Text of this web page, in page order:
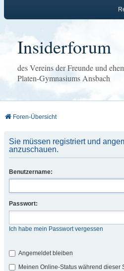
Insiderforum
des Vereins der Freunde und
Platen-Gymnasiums Ansbach
Foren-Übersicht
Sie müssen registriert und
anzuschauen.
Benutzername:
Passwort:
Ich habe mein Passwort vergessen
Angemeldet bleiben
Meinen Online-Status während dieser